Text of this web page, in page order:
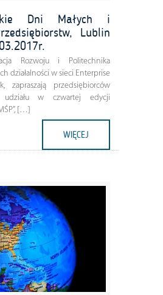
Dni Małych i
Lublin
Rozwoju i Politechnika
działalności w sieci Enterprise
zapraszają przedsiębiorców
w czwartej edycji
[…]
WIĘCEJ